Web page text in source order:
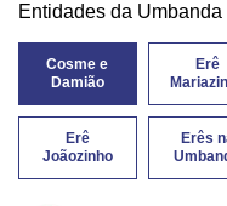
Entidades da Umbanda
Cosme e
Damião
Erê
Erê
Joãozinho
Erês